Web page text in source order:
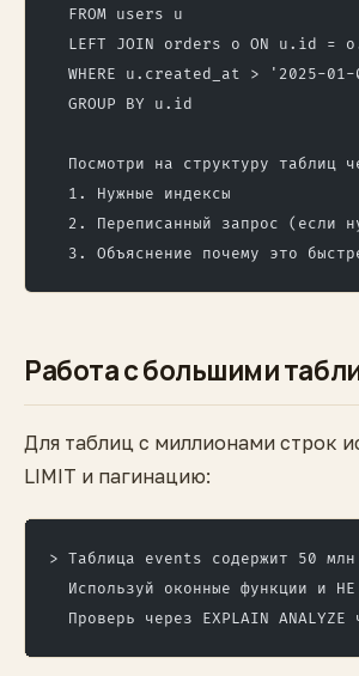
  FROM users u
LEFT JOIN orders o ON u.id =
WHERE u.created_at > '2025-01-
  GROUP BY u.id
Посмотри на структуру таблиц
  1. Нужные индексы
2. Переписанный запрос (если
3. Объяснение почему это
Работа с большими
Для таблиц с миллионами строк
LIMIT и пагинацию:
> Таблица events содержит 50
Используй оконные функции и
Проверь через EXPLAIN ANALYZE